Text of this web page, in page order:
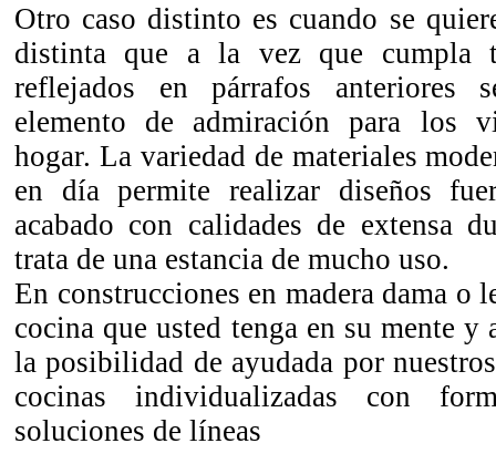
Otro caso distinto es cuando se
distinta que a la vez que cumpla
reflejados en párrafos anteriores
elemento de admiración para los
hogar. La variedad de materiales
en día permite realizar diseños
acabado con calidades de extensa
trata de una estancia de mucho uso.
En construcciones en madera dama o
cocina que usted tenga en su mente y
la posibilidad de ayudada por
cocinas individualizadas con
soluciones de líneas